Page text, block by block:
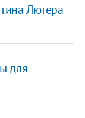
Лютера
для